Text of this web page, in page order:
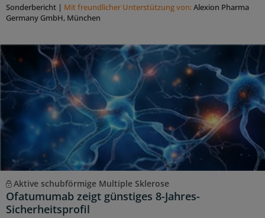
Sonderbericht | Mit freundlicher Unterstützung von:Alexion Pharma
Germany GmbH, München
Aktive schubförmige Multiple Sklerose
Ofatumumab zeigt günstiges 8-Jahres-
Sicherheitsprofil